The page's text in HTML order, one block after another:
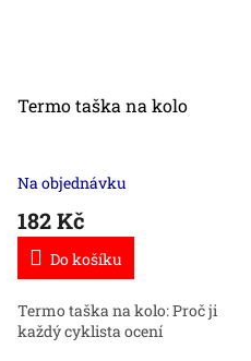
Termo taška na kolo
Na objednávku
182 Kč
Do košíku
Termo taška na kolo: Proč ji
každý cyklista ocení